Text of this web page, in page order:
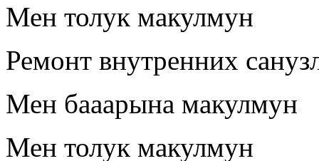
Мен толук макулмун
Ремонт внутренних
Мен бааарына макулмун
Мен толук макулмун